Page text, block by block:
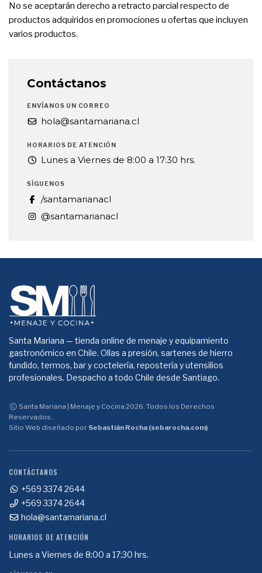
No se aceptarán derecho a retracto parcial respecto de
productos adquiridos en promociones u ofertas que incluyen
varios productos.
Contáctanos
ENVÍANOS UN CORREO
hola@santamariana.cl
HORARIOS DE ATENCIÓN
Lunes a Viernes de 8:00 a 17:30 hrs.
SÍGUENOS
/santamarianacl
@santamarianacl
Santa Mariana — tienda online de menaje y equipamiento
gastronómico en Chile. Ollas a presión, sartenes de hierro
fundido, termos, bar y coctelería, repostería y utensilios
profesionales. Despacho a todo Chile desde Santiago.
Santa Mariana | Menaje y Cocina 2026. Todos los Derechos
Reservados.
Sitio Web diseñado por Sebastián Rocha (sebarocha.com)
CONTÁCTANOS
+569 3374 2644
+569 3374 2644
hola@santamariana.cl
HORARIOS DE ATENCIÓN
Lunes a Viernes de 8:00 a 17:30 hrs.